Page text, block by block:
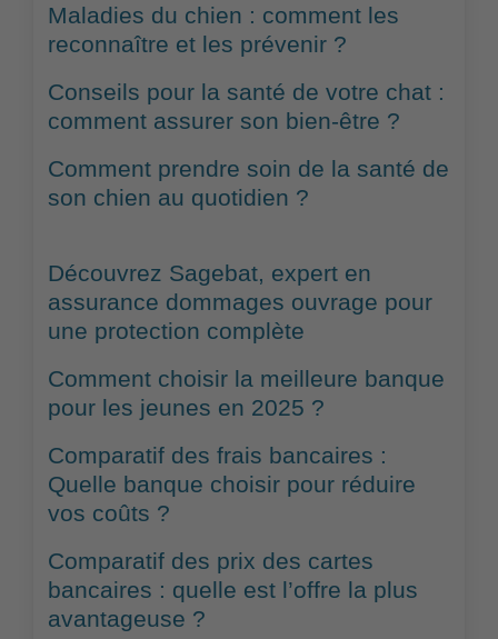
Maladies du chien : comment les
reconnaître et les prévenir ?
Conseils pour la santé de votre chat :
comment assurer son bien-être ?
Comment prendre soin de la santé de
son chien au quotidien ?
Découvrez Sagebat, expert en
assurance dommages ouvrage pour
une protection complète
Comment choisir la meilleure banque
pour les jeunes en 2025 ?
Comparatif des frais bancaires :
Quelle banque choisir pour réduire
vos coûts ?
Comparatif des prix des cartes
bancaires : quelle est l’offre la plus
avantageuse ?